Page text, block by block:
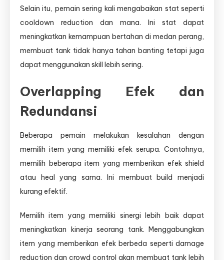
Selain itu, pemain sering kali mengabaikan stat seperti
cooldown reduction dan mana. Ini stat dapat
meningkatkan kemampuan bertahan di medan perang,
membuat tank tidak hanya tahan banting tetapi juga
dapat menggunakan skill lebih sering.
Overlapping Efek dan
Redundansi
Beberapa pemain melakukan kesalahan dengan
memilih item yang memiliki efek serupa. Contohnya,
memilih beberapa item yang memberikan efek shield
atau heal yang sama. Ini membuat build menjadi
kurang efektif.
Memilih item yang memiliki sinergi lebih baik dapat
meningkatkan kinerja seorang tank. Menggabungkan
item yang memberikan efek berbeda seperti damage
reduction dan crowd control akan membuat tank lebih